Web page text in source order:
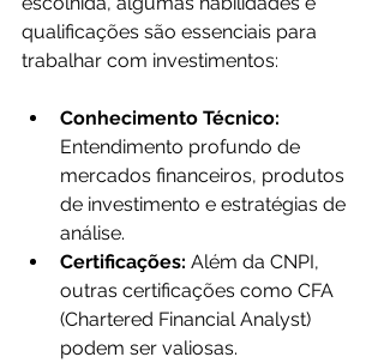
qualificações são essenciais para
trabalhar com investimentos:
Conhecimento Técnico:
Entendimento profundo de
mercados financeiros, produtos
de investimento e estratégias de
análise.
Certificações: Além da CNPI,
outras certificações como CFA
(Chartered Financial Analyst)
podem ser valiosas.